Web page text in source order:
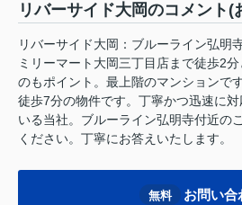
リバーサイド大岡のコメント(
リバーサイド大岡：ブルーライン弘明
ミリーマート大岡三丁目店まで徒歩2
のもポイント。最上階のマンションで
徒歩7分の物件です。丁寧かつ迅速に
いる当社。ブルーライン弘明寺付近の
ください。丁寧にお答えいたします。
無料 お問い合